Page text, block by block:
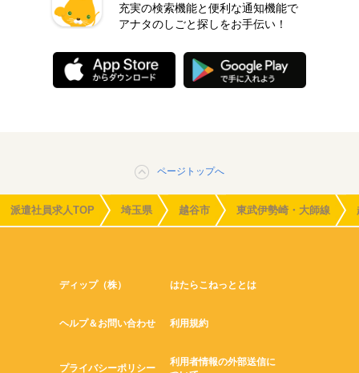
充実の検索機能と便利な通知機能で
アナタのしごと探しをお手伝い！
ページトップへ
派遣社員求人TOP 埼玉県 越谷市 東武伊勢崎・大師線
ディップ（株） はたらこねっととは
ヘルプ＆お問い合わせ 利用規約
プライバシーポリシー
利用者情報の外部送信に